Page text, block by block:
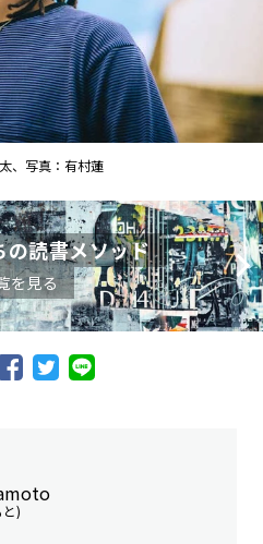
、写真：有村蓮
の読書メソッド
を見る
)